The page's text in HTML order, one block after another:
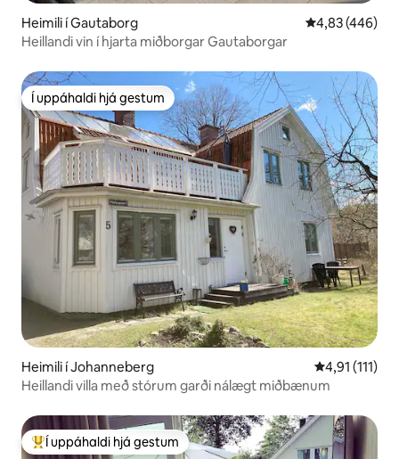
Heimili í Gautaborg 4,83 af 5 í
4,83 (446)
Heillandi vin í hjarta miðborgar Gautaborgar
Í uppáhaldi hjá gestum
Í uppáhaldi hjá gestum
Heimili í Johanneberg 4,91 af 5 í
4,91 (111)
Heillandi villa með stórum garði nálægt miðbænum
Í mestu uppáhaldi hjá gestum
Í uppáhaldi hjá gestum